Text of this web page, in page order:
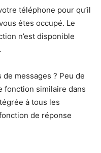
téléphone pour qu’il
êtes occupé. Le
n’est disponible
messages ? Peu de
fonction similaire dans
à tous les
de réponse